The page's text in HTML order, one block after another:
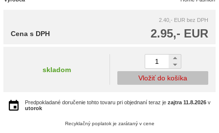
2.40,- EUR bez DPH
2.95,- EUR
Cena s DPH
skladom
Vložiť do košíka
Predpokladané doručenie tohto tovaru pri objednaní teraz je zajtra 11.8.2026 v
utorok
Recyklačný poplatok je zarátaný v cene